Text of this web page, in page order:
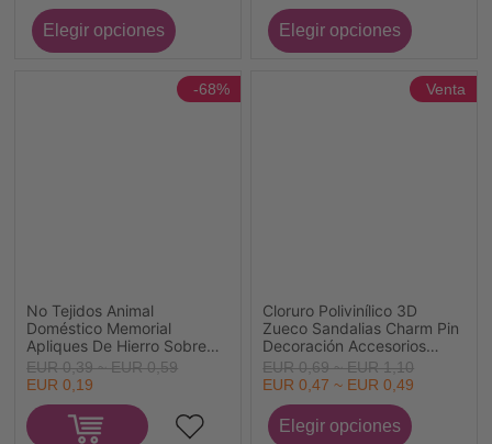
No Tejidos Animal
Doméstico Memorial
Apliques De Hierro Sobre
Parches (Con Cola De
Espalda) DIY Scrapbooking
Craft Negro Garra de Pata
de Perro Bordado 5.1cm x
4.2cm, 2 Unidades
-68%
EUR 0,39 ~ EUR 0,59
EUR 0,19
Cloruro Polivinílico 3D
Zueco Sandalias Charm Pin
Decoración Accesorios
Dibujos Animados Multicolor
2 Unidades
Venta
EUR 0,69 ~ EUR 1,10
EUR 0,47 ~ EUR 0,49